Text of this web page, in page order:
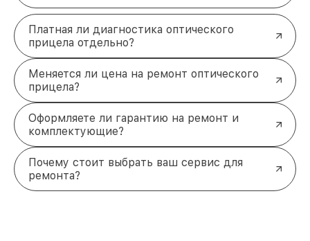
Платная ли диагностика оптического
прицела отдельно?
Меняется ли цена на ремонт оптического
прицела?
Оформляете ли гарантию на ремонт и
комплектующие?
Почему стоит выбрать ваш сервис для
ремонта?